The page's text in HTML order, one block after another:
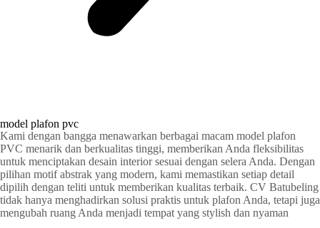
model plafon pvc
Kami dengan bangga menawarkan berbagai macam model plafon
PVC menarik dan berkualitas tinggi, memberikan Anda fleksibilitas
untuk menciptakan desain interior sesuai dengan selera Anda. Dengan
pilihan motif abstrak yang modern, kami memastikan setiap detail
dipilih dengan teliti untuk memberikan kualitas terbaik. CV Batubeling
tidak hanya menghadirkan solusi praktis untuk plafon Anda, tetapi juga
mengubah ruang Anda menjadi tempat yang stylish dan nyaman